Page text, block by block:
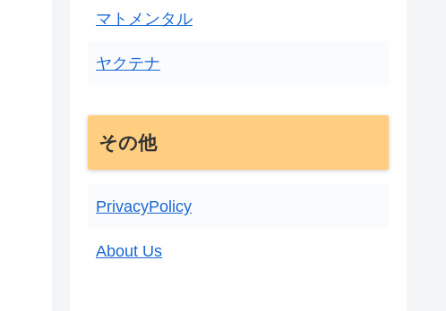
マトメンタル
ヤクテナ
その他
PrivacyPolicy
About Us